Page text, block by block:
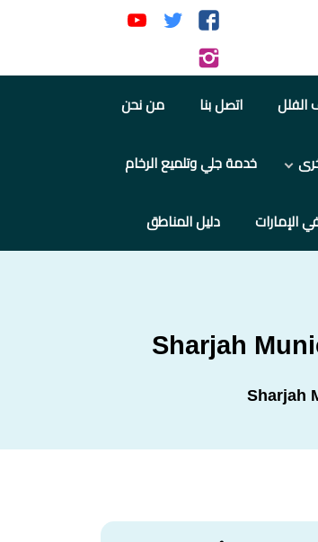
تابعنا
فيسبوك
تابعنا
تويتر يوتيوب
إنستجرام
الفلل اتصل بنا من نحن
خدمة جلي وتلميع الرخام
الإمارات دليل المناطق